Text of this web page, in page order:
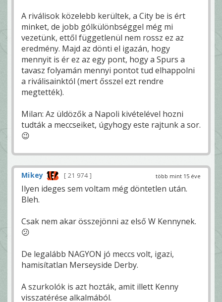
A riválisok közelebb kerültek, a City be is ért
minket, de jobb gólkülönbséggel még mi
vezetünk, ettől függetlenül nem rossz ez az
eredmény. Majd az dönti el igazán, hogy
mennyit is ér ez az egy pont, hogy a Spurs a
tavasz folyamán mennyi pontot tud elhappolni
a riválisainktól (mert ősszel ezt rendre
megtették).
Milan: Az üldözők a Napoli kivételével hozni
tudták a meccseiket, úgyhogy este rajtunk a sor.
😉
több mint 15 éve
Mikey 21 974
Ilyen ideges sem voltam még döntetlen után.
Bleh.
Csak nem akar összejönni az első W Kennynek.
😕
De legalább NAGYON jó meccs volt, igazi,
hamisítatlan Merseyside Derby.
A szurkolók is azt hozták, amit illett Kenny
visszatérése alkalmából.